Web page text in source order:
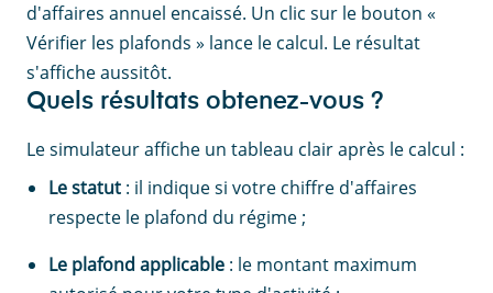
d'affaires annuel encaissé. Un clic sur le bouton «
Vérifier les plafonds » lance le calcul. Le résultat
s'affiche aussitôt.
Quels résultats obtenez-vous ?
Le simulateur affiche un tableau clair après le calcul :
Le statut : il indique si votre chiffre d'affaires
respecte le plafond du régime ;
Le plafond applicable : le montant maximum